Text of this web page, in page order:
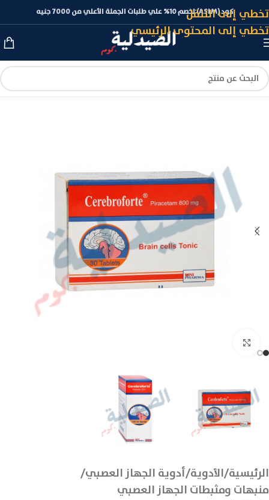
تخطي إلى التنقل
تخطي إلى المحتوى الرئيسي
كود (ASLM) لخصم 10% علي طلبات الجملة الأعلي من 7000 جنيه
الرئيسية/الأدوية/أدوية الجهاز العصبي/
منبهات ومثبطات الجهاز العصبي